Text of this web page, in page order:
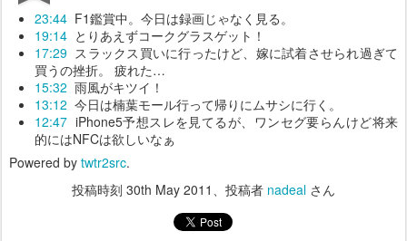
23:44 F1鑑賞中。今日は録画じゃなく見る。
19:14 とりあえずコークグラスゲット！
17:29 スラックス買いに行ったけど、嫁に試着させられ過ぎて
買うの挫折。 疲れた…
15:32 雨風がキツイ！
13:12 今日は楠葉モール行って帰りにムサシに行く。
12:47 iPhone5予想スレを見てるが、ワンセグ要らんけど将来
的にはNFCは欲しいなぁ
Powered by twtr2src.
投稿時刻 30th May 2011 、投稿者 nadeal さん